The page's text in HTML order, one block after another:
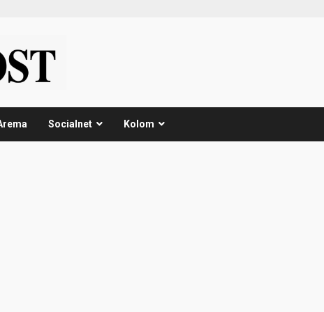
Socialnet Kolom